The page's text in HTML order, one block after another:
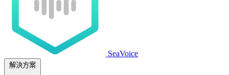
SeaVoice
解決方案